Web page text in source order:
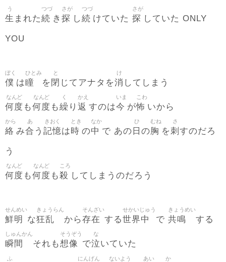
生
う
まれた続
つづ
き 探
さが
し続
つづ
けていた 探
さが
していた ONLY
YOU
僕
ぼく
は瞳
ひとみ
を 閉
と
じてアナタを消
け
してしまう
何度
なんど
も何度
なんど
も繰
く
り 返
かえ
すのは今
いま
が怖
こわ
いから
絡
から
み合
あ
う 記憶
きおく
は時
とき
の中
なか
で あの 日
ひ
の胸
むね
を刺
さ
すのだろ
う
何度
なんど
も何度
なんど
も殺
ころ
してしまうのだろう
鮮明
せんめい
な狂乱
きょうらん
から存在
そんざい
する世界中
せかいじゅう
で 共鳴
きょうめい
する
瞬間
しゅんかん
それも想像
そうぞう
で泣
な
いていた
ふ にんげん ないよう あい か